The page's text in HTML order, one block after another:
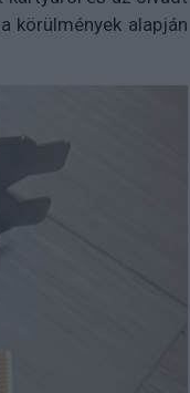
körülmények alapján